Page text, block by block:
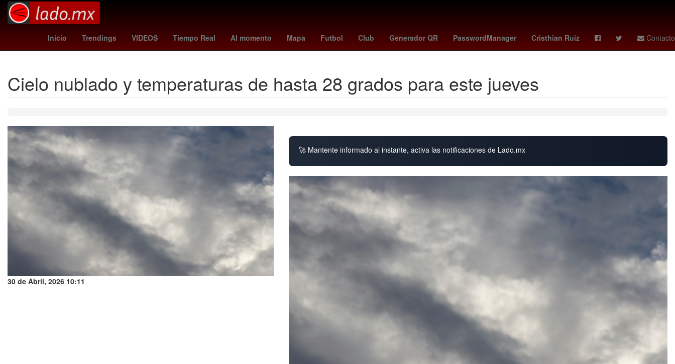
Inicio Trendings VIDEOS Tiempo Real Al momento Mapa Futbol Club Generador QR PasswordManager Cristhian Ruiz Contacto
psv - nac Gobierno 27 de marzo Nueva York 2024 real betis - rcd espanyol 14 de septiembre moreirense - braga stuttgart - dortmund Denuncia
Cielo nublado y temperaturas de hasta 28 grados para este jueves
30 de Abril, 2026 10:11
🚀 Mantente informado al instante, activa las notificaciones de Lado.mx